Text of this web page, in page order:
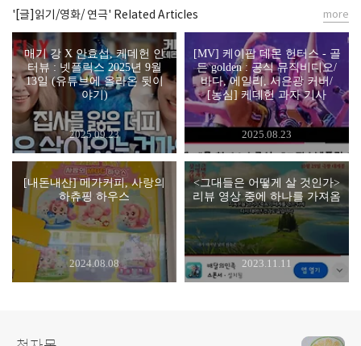
'[글]읽기/영화/ 연극' Related Articles
매기 강 X 안효섭, 케데헌 인
터뷰 : 넷플릭스 2025년 9월
13일 (유튜브에 올라온 뒷이
야기)
2025.09.23
[MV] 케이팝 데몬 헌터스 - 골
든 golden : 공식 뮤직비디오/
바다, 에일리, 서은광 커버/
[농심] 케데헌 과자 기사
2025.08.23
[내돈내산] 메가커피, 사랑의
하츄핑 하우스
2024.08.08
<그대들은 어떻게 살 것인가>
리뷰 영상 중에 하나를 가져옴
2023.11.11
more